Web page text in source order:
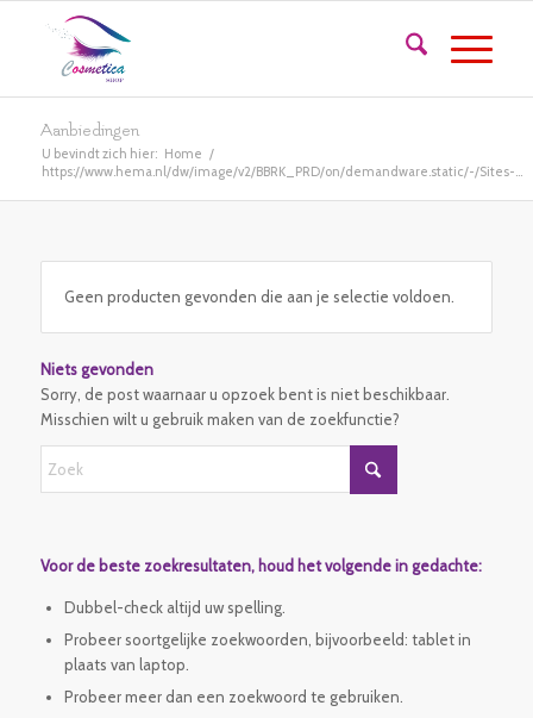
Aanbiedingen
U bevindt zich hier: Home /
https://www.hema.nl/dw/image/v2/BBRK_PRD/on/demandware.static/-/Sites-...
Geen producten gevonden die aan je selectie voldoen.
Niets gevonden
Sorry, de post waarnaar u opzoek bent is niet beschikbaar.
Misschien wilt u gebruik maken van de zoekfunctie?
Voor de beste zoekresultaten, houd het volgende in gedachte:
Dubbel-check altijd uw spelling.
Probeer soortgelijke zoekwoorden, bijvoorbeeld: tablet in
plaats van laptop.
Probeer meer dan een zoekwoord te gebruiken.